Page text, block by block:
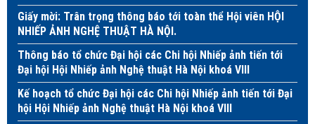
Giấy mời: Trân trọng thông báo tới toàn thể Hội viên HỘI
NHIẾP ẢNH NGHỆ THUẬT HÀ NỘI.
Thông báo tổ chức Đại hội các Chi hội Nhiếp ảnh tiến tới
Đại hội Hội Nhiếp ảnh Nghệ thuật Hà Nội khoá VIII
Kế hoạch tổ chức Đại hội các Chi hội Nhiếp ảnh tiến tới Đại
hội Hội Nhiếp ảnh Nghệ thuật Hà Nội khoá VIII